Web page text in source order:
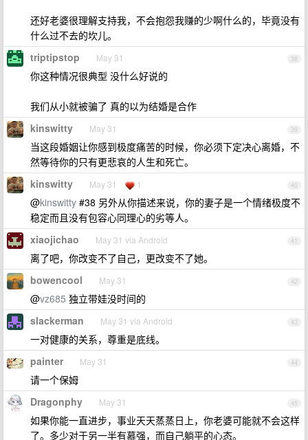
还好老婆很理解支持我，不会抱怨我赚的少啊什么的，毕竟没有
什么过不去的坎儿。
38
triptipstop May 31
你这种情况很典型 没什么好说的
我们从小就被骗了 真的以为结婚是合作
39
kinswitty May 31
当这段婚姻让你感到极度痛苦的时候，你必须下定决心离婚，不
然等待你的只有更悲哀的人生和死亡。
40
kinswitty May 31 1
@kinswitty #38 另外从你描述来说，你的妻子是一个情绪极度不
稳定而且没有包容心同理心的劣等人。
41
xiaojichao May 31 via Android
离了吧，你改变不了自己，更改变不了她。
42
bowencool May 31
@vz685 独立带娃没时间的
43
slackerman May 31 via Android
一对健康的关系，尊重是底线。
44
painter May 31
请一个保姆
45
Dragonphy May 31
如果你能一直进步，事业天天蒸蒸日上，你老婆可能就不会这样
了。多少对于另一半有慕强，而自己躺平的心态。